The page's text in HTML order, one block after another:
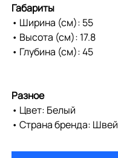
Габариты
• Ширина (см): 55
• Высота (см): 17.8
• Глубина (см): 45
Разное
• Цвет: Белый
• Страна бренда: